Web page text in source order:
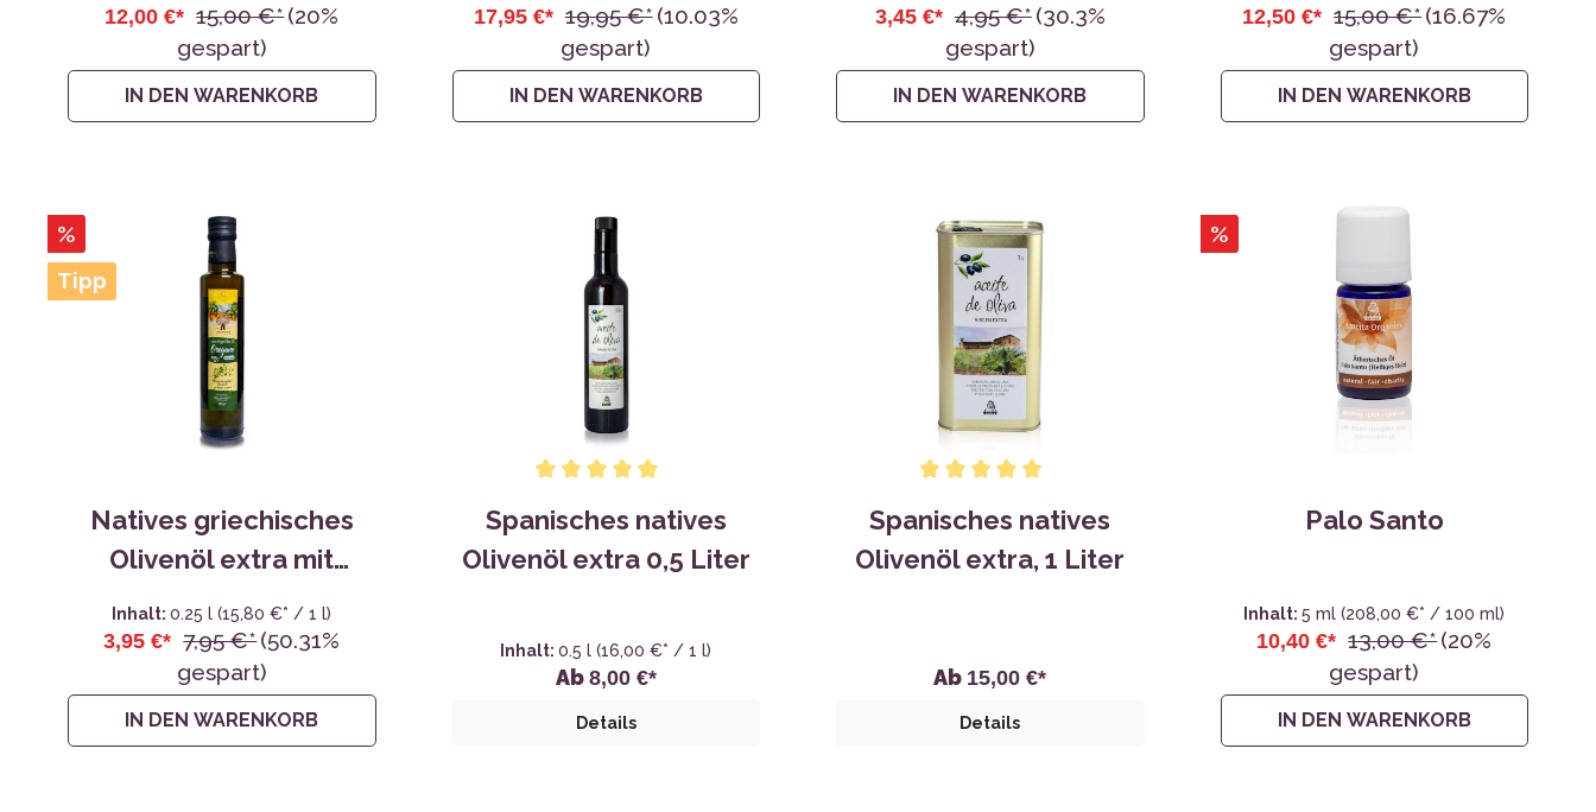
12,00 €* 15,00 €*(20%
gespart)
IN DEN WARENKORB
17,95 €* 19,95 €*(10.03%
gespart)
IN DEN WARENKORB
3,45 €* 4,95 €*(30.3%
gespart)
IN DEN WARENKORB
12,50 €* 15,00 €*(16.67%
gespart)
IN DEN WARENKORB
%
Tipp
Natives griechisches
Olivenöl extra mit
Inhalt:0.25 l(15,80 €* / 1 l)
3,95 €* 7,95 €*(50.31%
gespart)
IN DEN WARENKORB
Spanisches natives
Olivenöl extra 0,5 Liter
Inhalt:0.5 l(16,00 €* / 1 l)
Ab 8,00 €*
Details
Spanisches natives
Olivenöl extra, 1 Liter
Ab 15,00 €*
Details
%
Palo Santo
Inhalt:5 ml(208,00 €* / 100 ml)
10,40 €* 13,00 €*(20%
gespart)
IN DEN WARENKORB